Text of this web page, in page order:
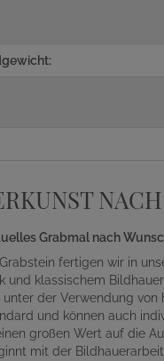
Grabmal nach
fertigen wir in
und klassischem
der Verwendung
und können auch
großen Wert auf die
mit der